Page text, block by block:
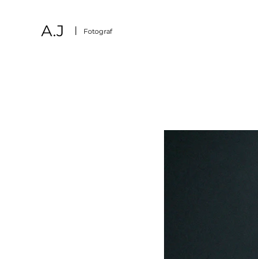
A.J Fotograf